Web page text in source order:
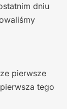
dniu
pierwsze
tego